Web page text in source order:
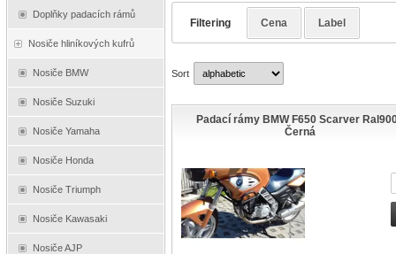
Doplňky padacích rámů
Nosiče hliníkových kufrů
Nosiče BMW
Nosiče Suzuki
Nosiče Yamaha
Nosiče Honda
Nosiče Triumph
Nosiče Kawasaki
Nosiče AJP
Filtering Cena Label
Sort
Padací rámy BMW F650 Scarver
Černá